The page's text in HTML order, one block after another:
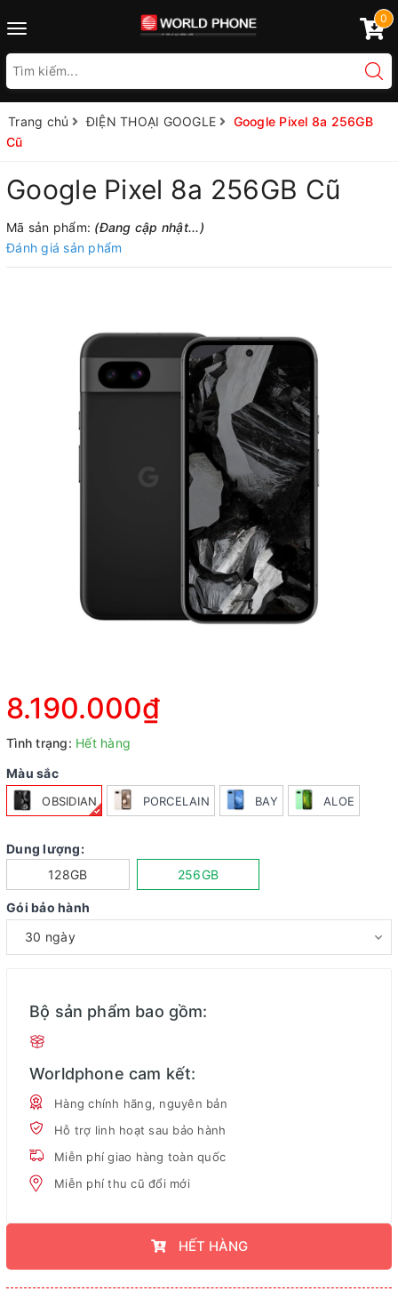
Toggle
0
Trang chủ ĐIỆN THOẠI GOOGLE
Google Pixel 8a 256GB
Cũ
Google Pixel 8a 256GB Cũ
Mã sản phẩm: (Đang cập nhật...)
Đánh giá sản phẩm
8.190.000₫
Tình trạng: Hết hàng
Màu sắc
OBSIDIAN PORCELAIN BAY ALOE
Dung lượng:
128GB
256GB
Gói bảo hành
Bộ sản phẩm bao gồm:
Worldphone cam kết:
Hàng chính hãng, nguyên bản
Hỗ trợ linh hoạt sau bảo hành
Miễn phí giao hàng toàn quốc
Miễn phí thu cũ đổi mới
HẾT HÀNG